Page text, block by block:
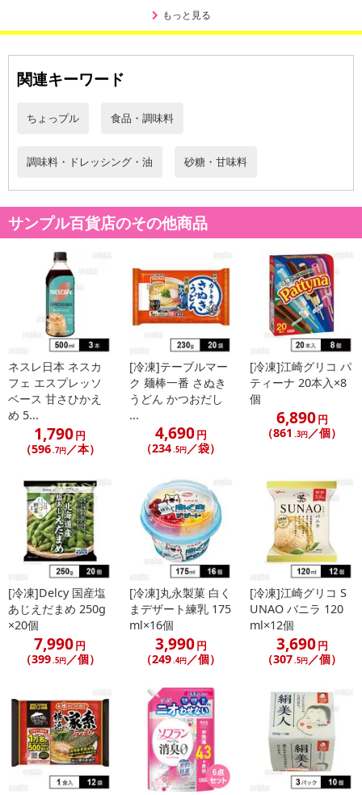
お砂糖の代わりにご使用を頂く事で、「低カロリー」「低糖質」が
実現できます。
お砂糖と同じ甘さで使いやすく、人工甘味料不使用で安全安心な甘
味料です。
様々な健康系メニュー(グルテンフリー、ビーガン)にご使用頂けま
三温糖のような、コクのある甘さです。
糖尿病の方、糖尿病予備軍の方にも安心してご使用頂けます。
賞味期限について: 賞味期限記載のない商品については、お客様に残存期間のある商品をお届け
いたします。
もっと見る
関連キーワード
ちょっプル 食品・調味料
調味料・ドレッシング・油 砂糖・甘味料
サンプル百貨店のその他商品
ネスレ日本 ネスカ
フェ エスプレッソ
ベース 甘さひかえ
め 5...
1,790円
（596.7円／本）
[冷凍]テーブルマー
ク 麺棒一番 さぬき
うどん かつおだし
...
4,690円
（234.5円 ／袋）
[冷凍]江崎グリコ パ
ティーナ 20本入×8
個
6,890円
（861 .3円 ／個）
[冷凍]Delcy 国産塩
あじえだまめ 250g
×20個
7,990円
（399.5円／個）
[冷凍]丸永製菓 白く
まデザート練乳 175
ml×16個
3,990円
（249.4円／個）
[冷凍]江崎グリコ S
UNAO バニラ 120
ml×12個
3,690円
（307.5円／個）